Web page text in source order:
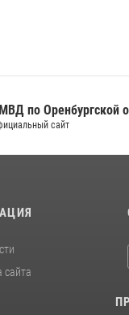
по Оренбургской
сайт
сайта